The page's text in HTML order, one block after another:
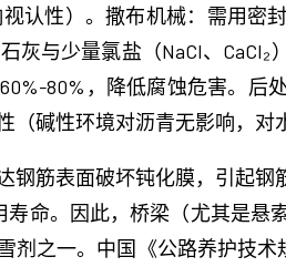
认性）。撒布机械：需用密
与少量氯盐（NaCl、CaCl₂
80%，降低腐蚀危害。后
碱性环境对沥青无影响，对
筋表面破坏钝化膜，引起
命。因此，桥梁（尤其是悬
之一。中国《公路养护技术